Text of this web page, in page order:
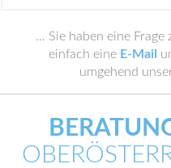
… Sie haben eine Frage
einfach eine E-Mail
umgehend